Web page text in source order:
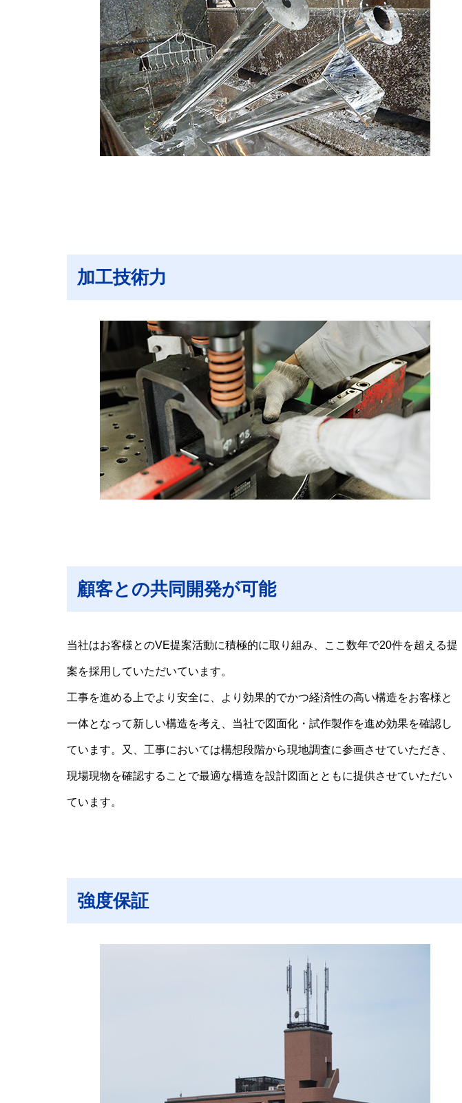
加工技術力
顧客との共同開発が可能
当社はお客様とのVE提案活動に積極的に取り組み、ここ数年で20件を超える提
案を採用していただいています。
工事を進める上でより安全に、より効果的でかつ経済性の高い構造をお客様と
一体となって新しい構造を考え、当社で図面化・試作製作を進め効果を確認し
ています。又、工事においては構想段階から現地調査に参画させていただき、
現場現物を確認することで最適な構造を設計図面とともに提供させていただい
ています。
強度保証